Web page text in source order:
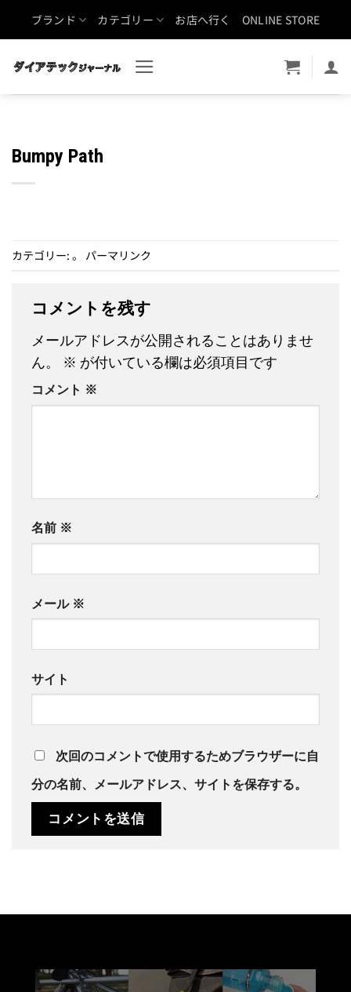
ブランド カテゴリー お店へ行く ONLINE STORE
Bumpy Path
カテゴリー: 。 パーマリンク
コメントを残す
メールアドレスが公開されることはありませ
ん。
※ が付いている欄は必須項目です
コメント ※
名前 ※
メール ※
サイト
次回のコメントで使用するためブラウザーに自
分の名前、メールアドレス、サイトを保存する。